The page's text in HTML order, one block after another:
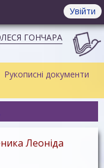
Увійти
ГОНЧАРА
Рукописні документи
Леоніда